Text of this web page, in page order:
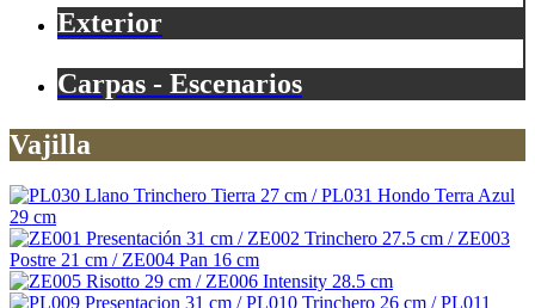
Exterior
Carpas - Escenarios
Vajilla